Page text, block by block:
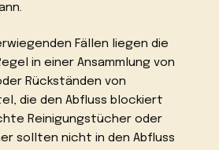
Fällen liegen die
in einer Ansammlung von
Rückständen von
die den Abfluss blockiert
Reinigungstücher oder
sollten nicht in den Abfluss